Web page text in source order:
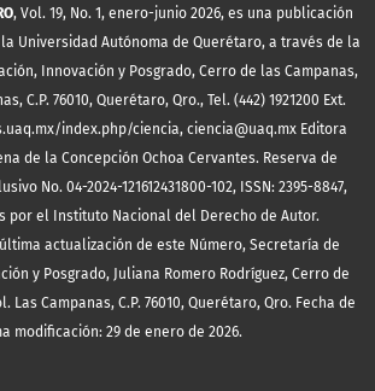
, Vol. 19, No. 1, enero-junio 2026, es una publicación
Universidad Autónoma de Querétaro, a través de la
Innovación y Posgrado, Cerro de las Campanas,
C.P. 76010, Querétaro, Qro., Tel. (442) 1921200 Ext.
index.php/ciencia, ciencia@uaq.mx Editora
de la Concepción Ochoa Cervantes. Reserva de
No. 04-2024-121612431800-102, ISSN: 2395-8847,
por el Instituto Nacional del Derecho de Autor.
actualización de este Número, Secretaría de
y Posgrado, Juliana Romero Rodríguez, Cerro de
Las Campanas, C.P. 76010, Querétaro, Qro. Fecha de
modificación: 29 de enero de 2026.